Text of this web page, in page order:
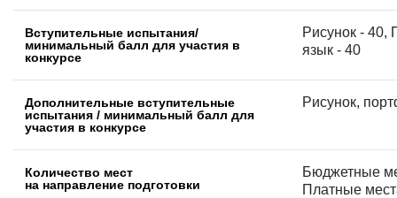
Вступительные испытания/
минимальный балл для участия в
конкурсе
Рисунок - 40,
язык - 40
Дополнительные вступительные
испытания / минимальный балл для
участия в конкурсе
Рисунок,
Количество мест
на направление подготовки
Бюджетные
Платные